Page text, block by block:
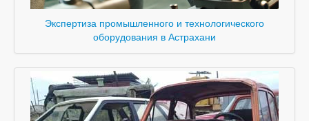
Экспертиза промышленного и технологического
оборудования в Астрахани